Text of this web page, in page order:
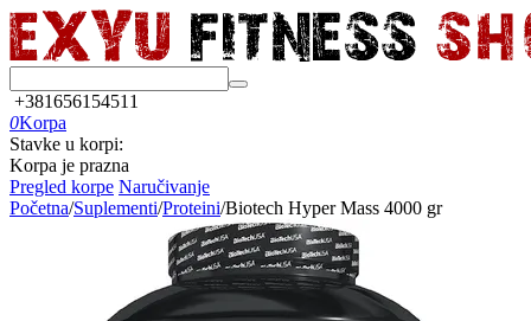
+381656154511
0Korpa
Stavke u korpi:
Korpa je prazna
Pregled korpe Naručivanje
Početna/Suplementi/Proteini/Biotech Hyper Mass 4000 gr